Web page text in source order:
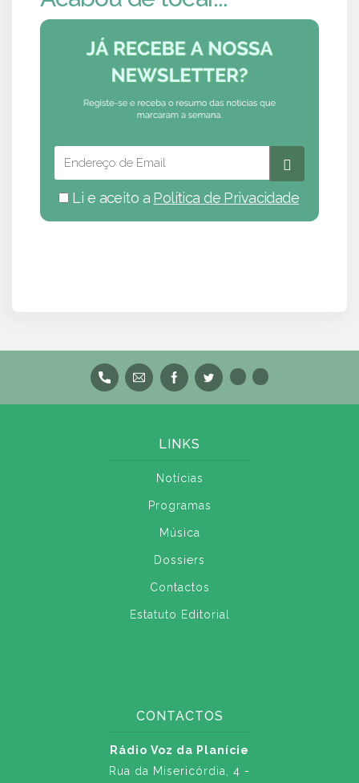
Li e aceito a Política de Privacidade
LINKS
Notícias
Programas
Música
Dossiers
Contactos
Estatuto Editorial
CONTACTOS
Rádio Voz da Planície
Rua da Misericórdia, 4 -